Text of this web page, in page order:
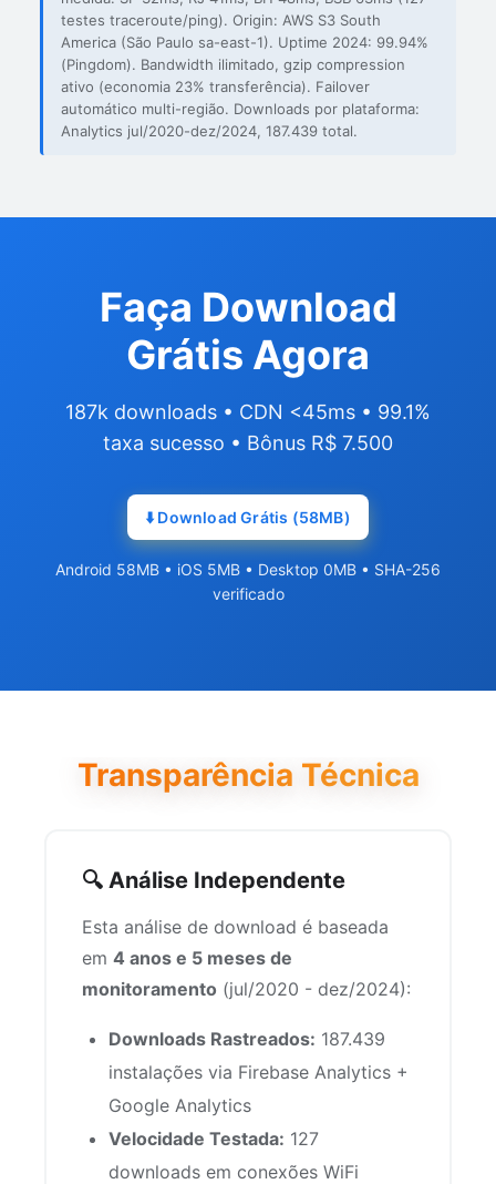
testes traceroute/ping). Origin: AWS S3 South
America (São Paulo sa-east-1). Uptime 2024: 99.94%
(Pingdom). Bandwidth ilimitado, gzip compression
ativo (economia 23% transferência). Failover
automático multi-região. Downloads por plataforma:
Analytics jul/2020-dez/2024, 187.439 total.
Faça Download
Grátis Agora
187k downloads • CDN <45ms • 99.1%
taxa sucesso • Bônus R$ 7.500
⬇️ Download Grátis (58MB)
Android 58MB • iOS 5MB • Desktop 0MB • SHA-256
verificado
Transparência Técnica
🔍 Análise Independente
Esta análise de download é baseada
em 4 anos e 5 meses de
monitoramento (jul/2020 - dez/2024):
Downloads Rastreados: 187.439
instalações via Firebase Analytics +
Google Analytics
Velocidade Testada: 127
downloads em conexões WiFi